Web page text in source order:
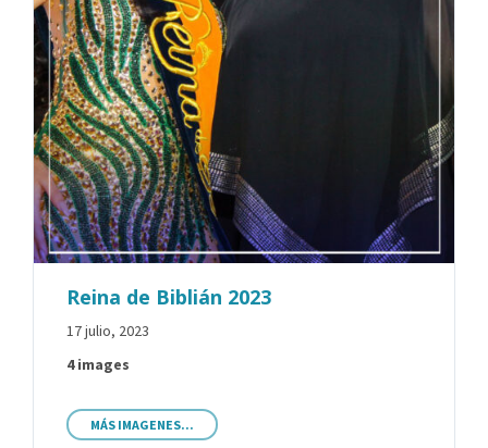
Reina de Biblián 2023
17 julio, 2023
4 images
MÁS IMAGENES...